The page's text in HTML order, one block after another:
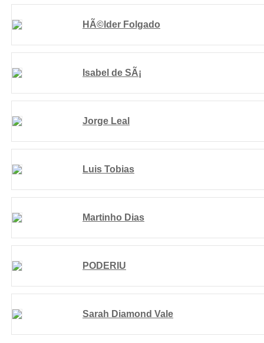
HÃ©lder Folgado
Isabel de SÃ¡
Jorge Leal
Luis Tobias
Martinho Dias
PODERIU
Sarah Diamond Vale